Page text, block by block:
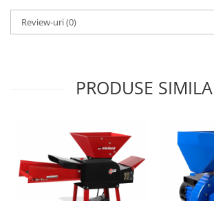
Pirostrii si accesorii pentru gatit
Plite & aragaze
Corpuri de iluminat
Lampi solare
Lanterne
Lumina de crestere pentru plante
Review-uri(0)
PRODUSE